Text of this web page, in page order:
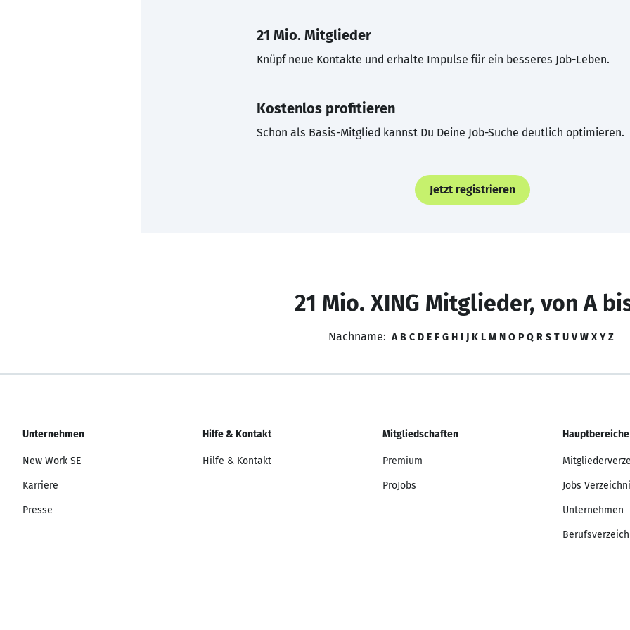
21 Mio. Mitglieder
Knüpf neue Kontakte und erhalte Impulse für ein besseres Job-Leben.
Kostenlos profitieren
Schon als Basis-Mitglied kannst Du Deine Job-Suche deutlich optimieren.
Jetzt registrieren
21 Mio. XING Mitglieder, von A
Nachname: A B C D E F G H I J K L M N O P Q R S T U V W X Y Z
Unternehmen
New Work SE
Karriere
Presse
Hilfe & Kontakt
Hilfe & Kontakt
Mitgliedschaften
Premium
ProJobs
Hauptbereiche
Jobs
Unternehmen